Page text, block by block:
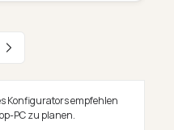
Konfigurators empfehlen
PC zu planen.